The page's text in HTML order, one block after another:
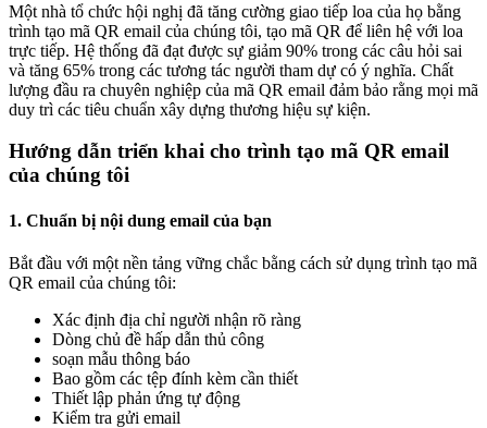
Một nhà tổ chức hội nghị đã tăng cường giao tiếp loa của họ bằng
trình tạo mã QR email của chúng tôi, tạo mã QR để liên hệ với loa
trực tiếp. Hệ thống đã đạt được sự giảm 90% trong các câu hỏi sai
và tăng 65% trong các tương tác người tham dự có ý nghĩa. Chất
lượng đầu ra chuyên nghiệp của mã QR email đảm bảo rằng mọi mã
duy trì các tiêu chuẩn xây dựng thương hiệu sự kiện.
Hướng dẫn triển khai cho trình tạo mã QR email
của chúng tôi
1. Chuẩn bị nội dung email của bạn
Bắt đầu với một nền tảng vững chắc bằng cách sử dụng trình tạo mã
QR email của chúng tôi:
Xác định địa chỉ người nhận rõ ràng
Dòng chủ đề hấp dẫn thủ công
soạn mẫu thông báo
Bao gồm các tệp đính kèm cần thiết
Thiết lập phản ứng tự động
Kiểm tra gửi email